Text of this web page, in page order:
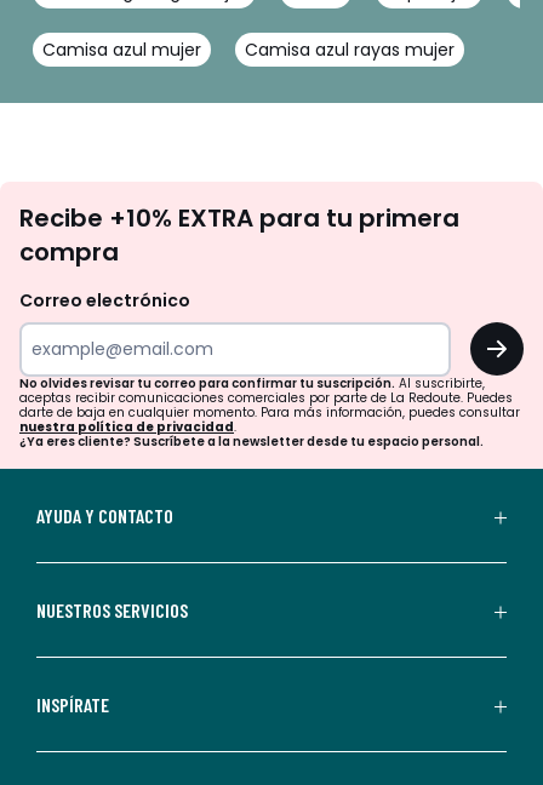
Camisa azul mujer Camisa azul rayas mujer
te
tu
para
confirmar
tu
suscripción.
aceptas
comerciales
personalizadas
parte
Recibe +10% EXTRA para tu primera
compra
Correo electrónico
OK
No olvides revisar tu correo para confirmar tu suscripción. Al suscribirte,
aceptas recibir comunicaciones comerciales por parte de La Redoute. Puedes
darte de baja en cualquier momento. Para más información, puedes consultar
nuestra política de privacidad.
¿Ya eres cliente? Suscríbete a la newsletter desde tu espacio personal.
AYUDA Y CONTACTO
NUESTROS SERVICIOS
INSPÍRATE